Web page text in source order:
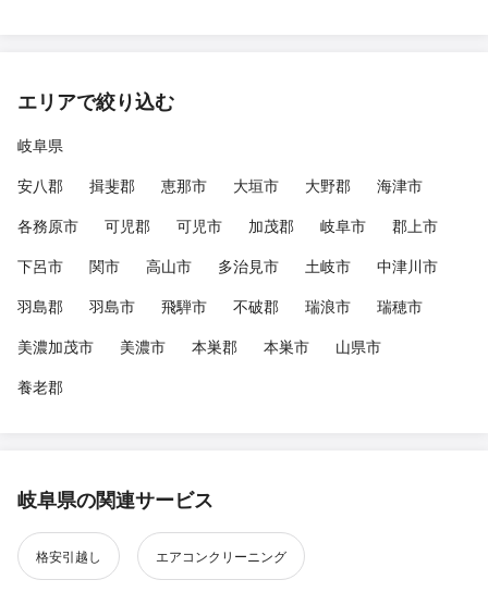
エリアで絞り込む
岐阜県
安八郡
揖斐郡 恵那市 大垣市 大野郡
海津市
各務原市
可児郡 可児市 加茂郡 岐阜市
郡上市
下呂市
関市 高山市 多治見市 土岐市
中津川市
羽島郡
羽島市 飛騨市 不破郡 瑞浪市
瑞穂市
美濃加茂市
美濃市 本巣郡 本巣市
山県市
養老郡
岐阜県の関連サービス
格安引越し エアコンクリーニング